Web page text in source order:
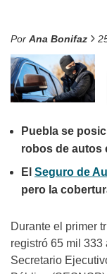
Por Ana Bonifaz ›
Puebla se
robos de autos
El Seguro de
pero la
Durante el primer
registró 65 mil 333
Secretario